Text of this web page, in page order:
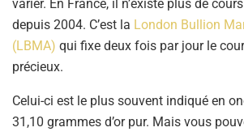
varier. En France, il n’existe plus de
depuis 2004. C’est la London Bullion
(LBMA) qui fixe deux fois par jour le
précieux.
Celui-ci est le plus souvent indiqué en
31,10 grammes d’or pur. Mais vous